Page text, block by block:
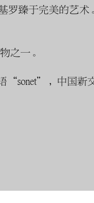
罗臻于完美的艺
之一。
“sonet”，中国新